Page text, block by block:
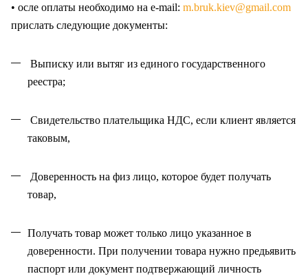
• осле оплаты необходимо на e-mail: m.bruk.kiev@gmail.com
прислать следующие документы:
Выписку или вытяг из единого государственного
реестра;
Свидетельство плательщика НДС, если клиент является
таковым,
Доверенность на физ лицо, которое будет получать
товар,
Получать товар может только лицо указанное в
доверенности. При получении товара нужно предьявить
паспорт или документ подтвержающий личность